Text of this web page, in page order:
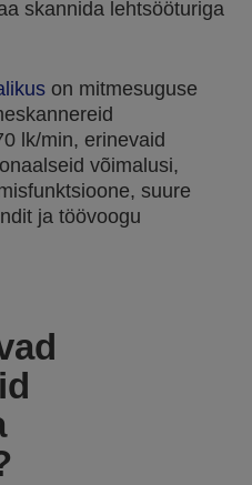
skannida lehtsööturiga
on mitmesuguse
lk/min, erinevaid
võimalusi,
suure
ja töövoogu